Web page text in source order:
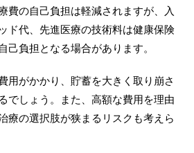
費の自己負担は軽減されますが、入
ド代、先進医療の技術料は健康保険
己負担となる場合があります。
用がかかり、貯蓄を大きく取り崩さ
でしょう。また、高額な費用を理由
療の選択肢が狭まるリスクも考えら